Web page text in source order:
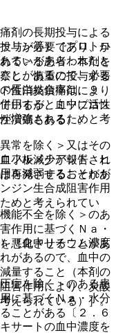
リン等）［プロトロ
る＞があらわれたと
とがあるので、必要
蛋白結合率は、９
用すると血中に活性
増強されるためと考
フルメチアジド、ヒ
を減弱するおそれが
ジン生合成阻害作用
めと考えられてい
［血中リチウム濃度
があるので、血中の
量すること（本剤の
害作用により、炭酸
えられている）］。
サートの血中濃度を
剤の長期投与による
与が必要であり、か
ている患者：本剤を
し、慎重に投与する
性消炎鎮痛剤により
いるが、ミソプロス
潰瘍もある）。
常を除く＞又はその
小板減少が報告され
再発させることがあ
能不全を除く＞のあ
作用に基づくＮａ・
悪化させることがあ
症を除く＞のある患
に基づくＮａ・水分
ことがある〔２．６